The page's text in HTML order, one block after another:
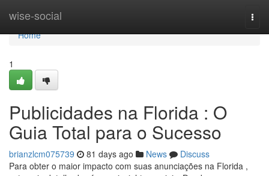
wise-social
Home
Home
1
Publicidades na Florida : O
Guia Total para o Sucesso
brianzlcm075739 81 days ago News
Discuss
Para obter o maior impacto com suas anunciações na Florida ,